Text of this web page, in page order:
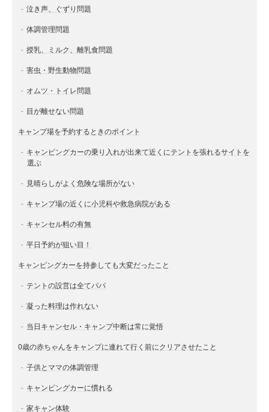
泣き声、ぐずり問題
体調管理問題
授乳、ミルク、離乳食問題
害虫・野生動物問題
オムツ・トイレ問題
目が離せない問題
キャンプ場を予約するときのポイント
キャンピングカーの乗り入れが出来て近くにテントを張れるサイトを
選ぶ
見晴らしがよく危険な場所がない
キャンプ場の近くに小児科や救急病院がある
キャンセル料の有無
平日予約が狙い目！
キャンピングカーを持参しても大変だったこと
テントの設営は全てパパ
凝った料理は作れない
当日キャンセル・キャンプ中断は常に覚悟
0歳の赤ちゃんをキャンプに連れて行く前にクリアさせたこと
子供とママの体調管理
キャンピングカーに慣れる
家キャン体験